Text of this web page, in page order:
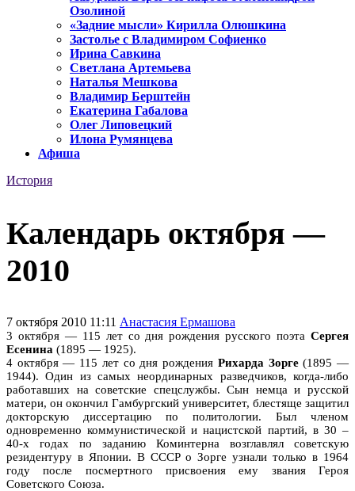
Озолиной
«Задние мысли» Кирилла Олюшкина
Застолье с Владимиром Софиенко
Ирина Савкина
Светлана Артемьева
Наталья Мешкова
Владимир Берштейн
Екатерина Габалова
Олег Липовецкий
Илона Румянцева
Афиша
История
Календарь октября —
2010
7 октября 2010 11:11 Анастасия Ермашова
3 октября — 115 лет со дня рождения русского поэта Сергея
Есенина (1895 — 1925).
4 октября — 115 лет со дня рождения Рихарда Зорге(1895 —
1944). Один из самых неординарных разведчиков, когда‑либо
работавших на советские спецслужбы. Сын немца и русской
матери, он окончил Гамбургский университет, блестяще защитил
докторскую диссертацию по политологии. Был членом
одновременно коммунистической и нацистской партий, в 30 –
40‑х годах по заданию Коминтерна возглавлял советскую
резидентуру в Японии. В СССР о Зорге узнали только в 1964
году после посмертного присвоения ему звания Героя
Советского Союза.